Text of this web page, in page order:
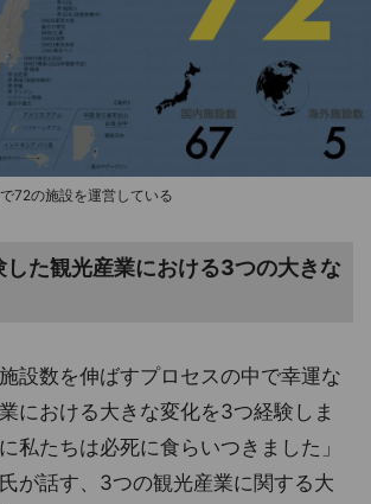
72の施設を運営している
した観光産業における3つの大きな
設数を伸ばすプロセスの中で幸運な
における大きな変化を3つ経験しま
私たちは必死に食らいつきました」
が話す、3つの観光産業に関する大